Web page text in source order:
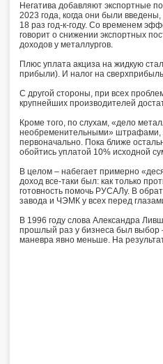
Негатива добавляют экспортные
2023 года, когда они были
18 раз год-к-году. Со временем
говорит о снижении экспортных
доходов у металлургов.
Плюс уплата акциза на жидкую
прибыли). И налог на
С другой стороны, при всех
крупнейших производителей
Кроме того, по слухам, «дело
необременительными» штрафами,
первоначально. Пока ближе
обойтись уплатой 10% исходной
В целом – набегает примерно
доход все-таки был: как только
готовность помочь РУСАЛу. В
завода и ЧЭМК у всех перед
В 1996 году слова Александра
прошлый раз у бизнеса был выбор
маневра явно меньше. На